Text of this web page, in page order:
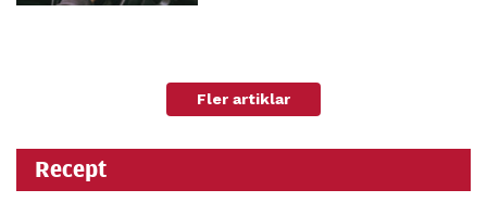
Fler artiklar
Recept
Om du nekar
de här
funktionalitet